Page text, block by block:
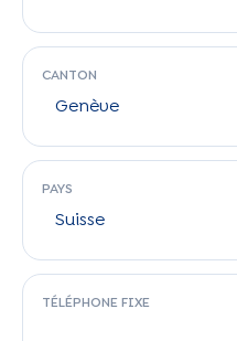
CANTON
PAYS
TÉLÉPHONE FIXE